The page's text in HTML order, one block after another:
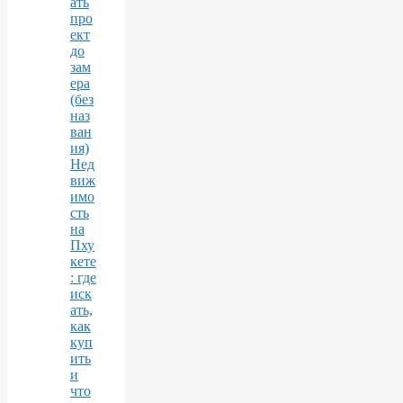
про
ект
до
зам
ера
(без
наз
ван
ия)
Нед
виж
имо
сть
на
Пху
кете
: где
иск
ать,
как
куп
ить
и
что